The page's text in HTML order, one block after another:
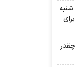
شنبه
و چقدر